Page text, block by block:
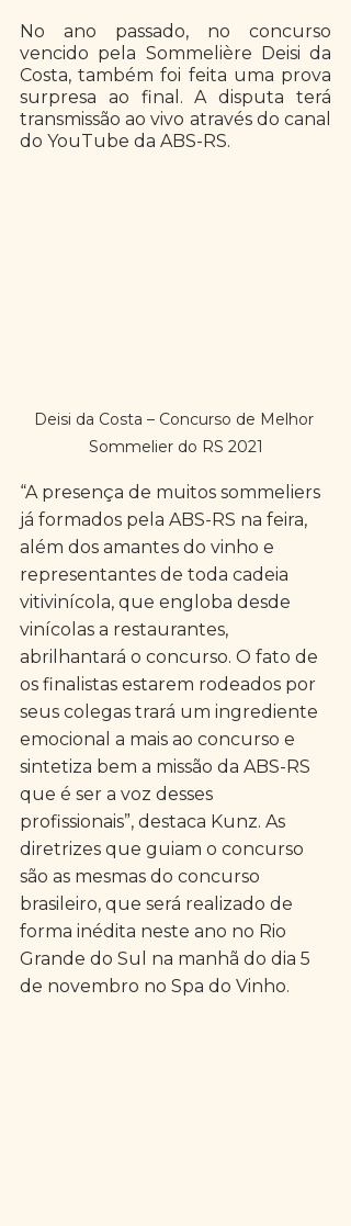
No ano passado, no concurso
vencido pela Sommelière Deisi da
Costa, também foi feita uma prova
surpresa ao final. A disputa terá
transmissão ao vivo através do canal
do YouTube da ABS-RS.
Deisi da Costa – Concurso de Melhor
Sommelier do RS 2021
“A presença de muitos sommeliers
já formados pela ABS-RS na feira,
além dos amantes do vinho e
representantes de toda cadeia
vitivinícola, que engloba desde
vinícolas a restaurantes,
abrilhantará o concurso. O fato de
os finalistas estarem rodeados por
seus colegas trará um ingrediente
emocional a mais ao concurso e
sintetiza bem a missão da ABS-RS
que é ser a voz desses
profissionais”, destaca Kunz. As
diretrizes que guiam o concurso
são as mesmas do concurso
brasileiro, que será realizado de
forma inédita neste ano no Rio
Grande do Sul na manhã do dia 5
de novembro no Spa do Vinho.